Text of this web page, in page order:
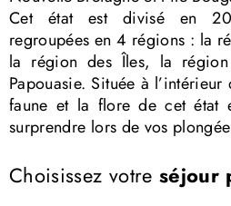
Cet état est divisé en
regroupées en 4 régions : la
la région des Îles, la
Papouasie. Située à
faune et la flore de cet état
surprendre lors de vos
Choisissez votre séjour